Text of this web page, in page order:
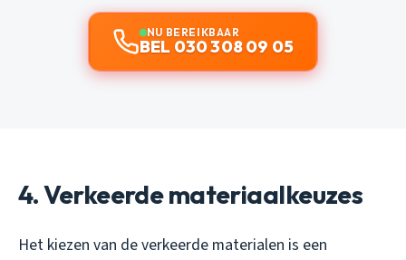
NU BEREIKBAAR
BEL 030 308 09 05
4. Verkeerde materiaalkeuzes
Het kiezen van de verkeerde materialen is een